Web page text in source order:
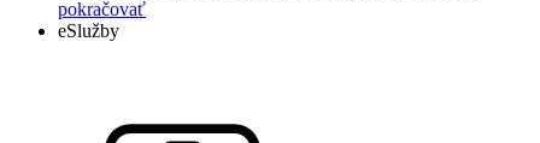
pokračovať
eSlužby